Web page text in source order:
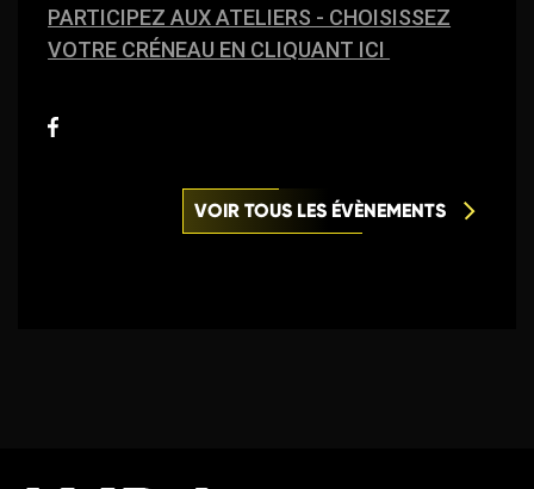
PARTICIPEZ AUX ATELIERS - CHOISISSEZ
VOTRE CRÉNEAU EN CLIQUANT ICI
VOIR TOUS LES ÉVÈNEMENTS